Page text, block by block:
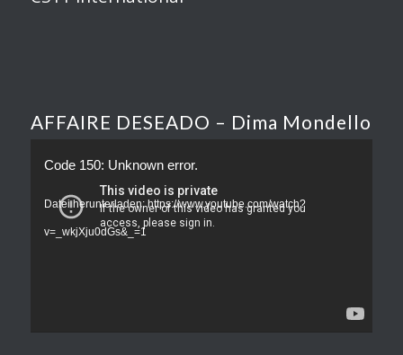
AFFAIRE DESEADO – Dima Mondello
Code 150: Unknown error.
Datei herunterladen: https://www.youtube.com/watch?
v=_wkjXju0dGs&_=1